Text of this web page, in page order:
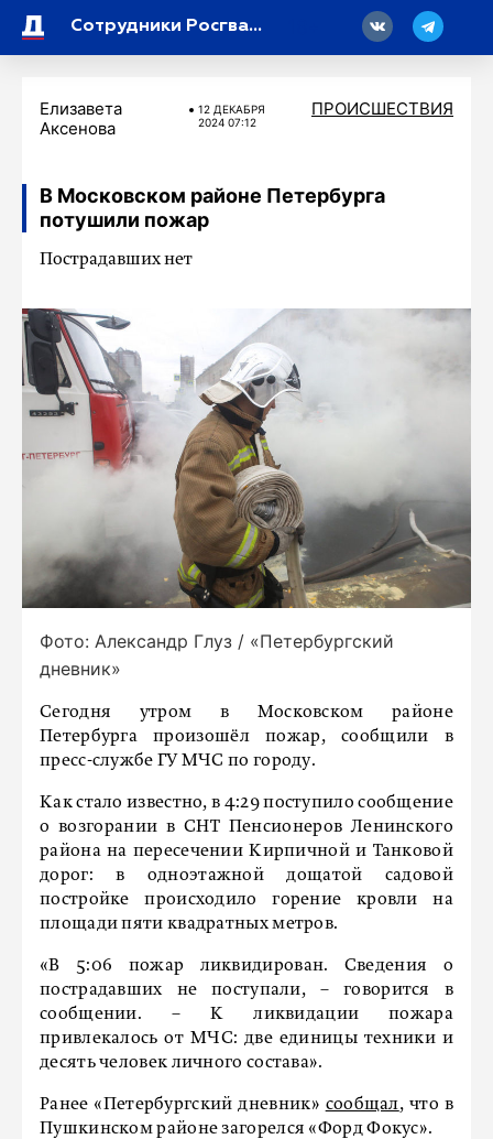
Сотрудники Росгвардии задержали нетрезвого водителя, устроившего ДТП у Репино
Елизавета
Аксенова
12 ДЕКАБРЯ
2024 07:12
ПРОИСШЕСТВИЯ
В Московском районе Петербурга
потушили пожар
Пострадавших нет
Фото: Александр Глуз / «Петербургский
дневник»
Сегодня утром в Московском районе
Петербурга произошёл пожар, сообщили в
пресс-службе ГУ МЧС по городу.
Как стало известно, в 4:29 поступило сообщение
о возгорании в СНТ Пенсионеров Ленинского
района на пересечении Кирпичной и Танковой
дорог: в одноэтажной дощатой садовой
постройке происходило горение кровли на
площади пяти квадратных метров.
«В 5:06 пожар ликвидирован. Сведения о
пострадавших не поступали, – говорится в
сообщении. – К ликвидации пожара
привлекалось от МЧС: две единицы техники и
десять человек личного состава».
Ранее «Петербургский дневник» сообщал, что в
Пушкинском районе загорелся «Форд Фокус».